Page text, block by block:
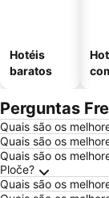
Hotéis
baratos
Perguntas
Quais são os
Quais são os
Quais são os
Ploče?
Quais são os